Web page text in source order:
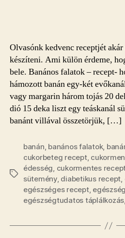
Olvasónk kedvenc receptjét
készíteni. Ami külön érdeme,
bele. Banános falatok – recept-
hámozott banán egy-két
vagy margarin három tojás 20
dió 15 deka liszt egy teáskanál
banánt villával összetörjük, […]
Címkék
banán, banános falatok,
cukorbeteg recept,
édesség, cukormentes
sütemény, diabetikus recept,
egészséges recept,
egészségtudatos táplálkozás,